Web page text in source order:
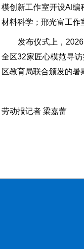
模创新工作室开设AI编
材料科学；邢光富工作
发布仪式上，2026
全区32家匠心模范寻
区教育局联合颁发的
劳动报记者 梁嘉蕾